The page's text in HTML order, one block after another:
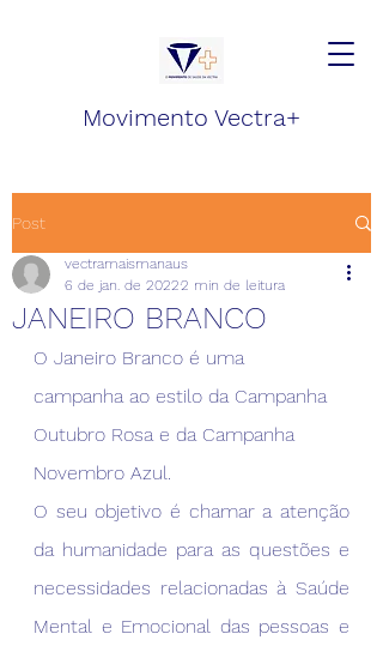
Movimento Vectra+
Post
JANEIRO BRANCO
vectramaismanaus
6 de jan. de 20222 min de leitura
O Janeiro Branco é uma
campanha ao estilo da Campanha
Outubro Rosa e da Campanha
Novembro Azul.
O seu objetivo é chamar a atenção
da humanidade para as questões e
necessidades relacionadas à Saúde
Mental e Emocional das pessoas e